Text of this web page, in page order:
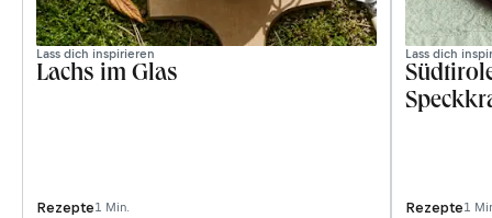
Lass dich inspirieren
Lachs im Glas
Rezepte1 Min.
Lass dich
Rezepte1